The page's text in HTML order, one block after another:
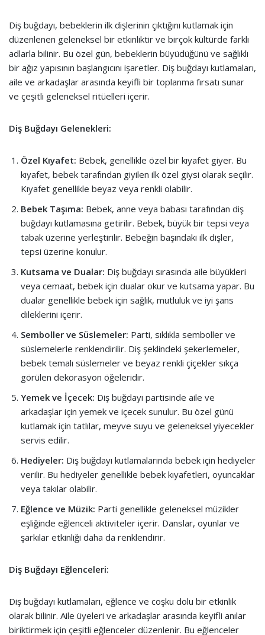
Diş buğdayı, bebeklerin ilk dişlerinin çıktığını kutlamak için
düzenlenen geleneksel bir etkinliktir ve birçok kültürde farklı
adlarla bilinir. Bu özel gün, bebeklerin büyüdüğünü ve sağlıklı
bir ağız yapısının başlangıcını işaretler. Diş buğdayı kutlamaları,
aile ve arkadaşlar arasında keyifli bir toplanma fırsatı sunar
ve çeşitli geleneksel ritüelleri içerir.
Diş Buğdayı Gelenekleri:
Özel Kıyafet: Bebek, genellikle özel bir kıyafet giyer. Bu
kıyafet, bebek tarafından giyilen ilk özel giysi olarak seçilir.
Kıyafet genellikle beyaz veya renkli olabilir.
Bebek Taşıma: Bebek, anne veya babası tarafından diş
buğdayı kutlamasına getirilir. Bebek, büyük bir tepsi veya
tabak üzerine yerleştirilir. Bebeğin başındaki ilk dişler,
tepsi üzerine konulur.
Kutsama ve Dualar: Diş buğdayı sırasında aile büyükleri
veya cemaat, bebek için dualar okur ve kutsama yapar. Bu
dualar genellikle bebek için sağlık, mutluluk ve iyi şans
dileklerini içerir.
Semboller ve Süslemeler: Parti, sıklıkla semboller ve
süslemelerle renklendirilir. Diş şeklindeki şekerlemeler,
bebek temalı süslemeler ve beyaz renkli çiçekler sıkça
görülen dekorasyon öğeleridir.
Yemek ve İçecek: Diş buğdayı partisinde aile ve
arkadaşlar için yemek ve içecek sunulur. Bu özel günü
kutlamak için tatlılar, meyve suyu ve geleneksel yiyecekler
servis edilir.
Hediyeler: Diş buğdayı kutlamalarında bebek için hediyeler
verilir. Bu hediyeler genellikle bebek kıyafetleri, oyuncaklar
veya takılar olabilir.
Eğlence ve Müzik: Parti genellikle geleneksel müzikler
eşliğinde eğlenceli aktiviteler içerir. Danslar, oyunlar ve
şarkılar etkinliği daha da renklendirir.
Diş Buğdayı Eğlenceleri:
Diş buğdayı kutlamaları, eğlence ve coşku dolu bir etkinlik
olarak bilinir. Aile üyeleri ve arkadaşlar arasında keyifli anılar
biriktirmek için çeşitli eğlenceler düzenlenir. Bu eğlenceler